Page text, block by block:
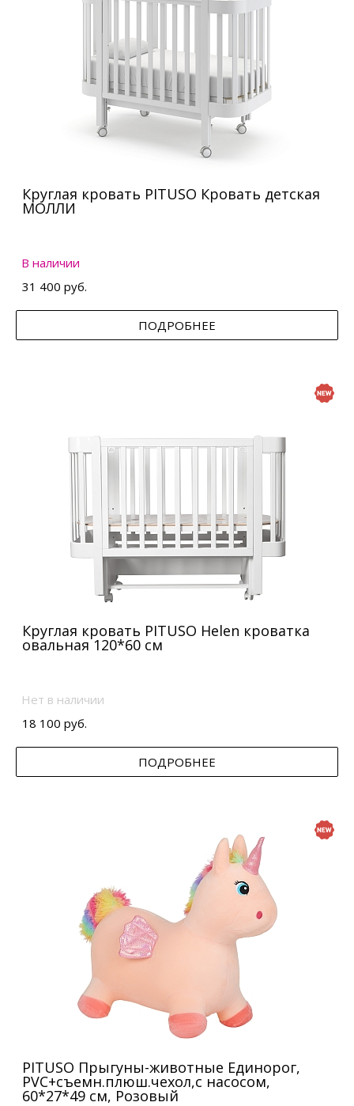
Круглая кровать PITUSO Кровать детская
МОЛЛИ
В наличии
31 400 руб.
ПОДРОБНЕЕ
Круглая кровать PITUSO Helen кроватка
овальная 120*60 см
Нет в наличии
18 100 руб.
ПОДРОБНЕЕ
PITUSO Прыгуны-животные Единорог,
PVC+съемн.плюш.чехол,с насосом,
60*27*49 см, Розовый